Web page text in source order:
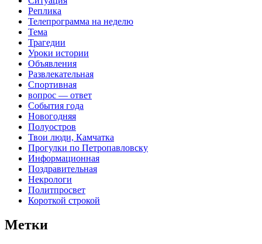
Реплика
Телепрограмма на неделю
Тема
Трагедии
Уроки истории
Объявления
Развлекательная
Спортивная
вопрос — ответ
События года
Новогодняя
Полуостров
Твои люди, Камчатка
Прогулки по Петропавловску
Информационная
Поздравительная
Некрологи
Политпросвет
Короткой строкой
Метки